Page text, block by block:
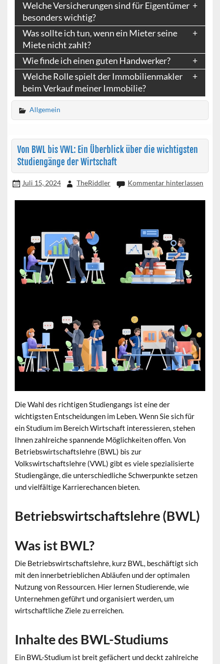
Welche Versicherungen sind für Eigentümer
besonders wichtig?
Was sollte ich tun, wenn ein Mieter seine
Miete nicht zahlt?
Wie finde ich einen guten Handwerker?
Welche Rolle spielt der Immobilienmakler
beim Verkauf meiner Immobilie?
Allgemein
Von BWL bis VWL: Ein Überblick über die wichtigsten
Studiengänge der Wirtschaft
Juli 15, 2024 TheRiddler Kommentar hinterlassen
Die Wahl des richtigen Studiengangs ist eine der
wichtigsten Entscheidungen im Leben. Wenn Sie sich für
ein Studium im Bereich Wirtschaft interessieren, stehen
Ihnen zahlreiche spannende Möglichkeiten offen. Von
Betriebswirtschaftslehre (BWL) bis zur
Volkswirtschaftslehre (VWL) gibt es viele spezialisierte
Studiengänge, die unterschiedliche Schwerpunkte setzen
und vielfältige Karrierechancen bieten.
Betriebswirtschaftslehre (BWL)
Was ist BWL?
Die Betriebswirtschaftslehre, kurz BWL, beschäftigt sich
mit den innerbetrieblichen Abläufen und der optimalen
Nutzung von Ressourcen. Hier lernen Studierende, wie
Unternehmen geführt und organisiert werden, um
wirtschaftliche Ziele zu erreichen.
Inhalte des BWL-Studiums
Ein BWL-Studium ist breit gefächert und deckt zahlreiche